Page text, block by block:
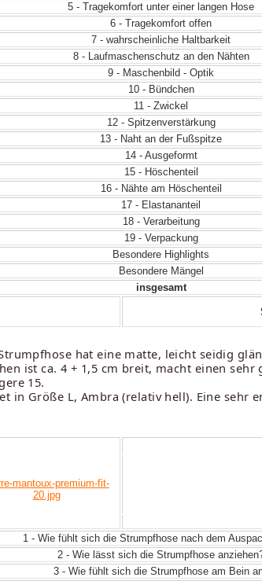
5 - Tragekomfort unter einer langen Hose
6 - Tragekomfort offen
7 - wahrscheinliche Haltbarkeit
8 - Laufmaschenschutz an den Nähten
9 - Maschenbild - Optik
10 - Bündchen
11 - Zwickel
12 - Spitzenverstärkung
13 - Naht an der Fußspitze
14 - Ausgeformt
15 - Höschenteil
16 - Nähte am Höschenteil
17 - Elastananteil
18 - Verarbeitung
19 - Verpackung
Besondere Highlights
Besondere Mängel
insgesamt
hat eine matte, leicht seidig
ist ca. 4 + 1,5 cm breit, macht einen
15.
in Größe L, Ambra (relativ hell). Eine sehr
1 - Wie fühlt sich die Strumpfhose nach dem
2 - Wie lässt sich die Strumpfhose
3 - Wie fühlt sich die Strumpfhose am Bein